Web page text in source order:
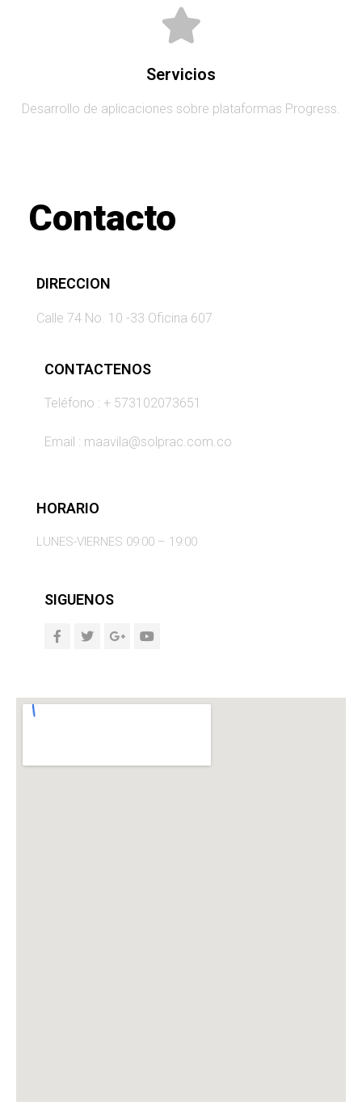
Servicios
Desarrollo de aplicaciones sobre plataformas Progress.
Contacto
DIRECCION
Calle 74 No. 10 -33 Oficina 607
CONTACTENOS
Teléfono : + 573102073651
Email : maavila@solprac.com.co
HORARIO
LUNES-VIERNES 09:00 – 19:00
SIGUENOS